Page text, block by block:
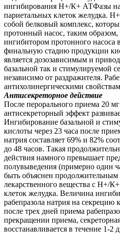
ингибирования Н+/К+ АТФазы на
париетальных клеток желудка.
собой белковый комплекс,
протонный насос, таким образом,
ингибитором протонного насоса
финальную стадию продукции
является дозозависимым и
базальной так и стимулируемой
независимо от раздражителя.
антихолинергическими
Антисекреторное действие
После перорального приема 20
антисекреторный эффект
Ингибирование базальной и
кислоты через 23 часа после
натрия составляет 69% и 82%
до 48 часов. Такая
действия намного превышает
полувыведения (примерно один
быть объяснен продолжительным
лекарственного вещества с Н+/
клеток желудка. Величина
рабепразола натрия на секрецию
после трех дней приема
прекращении приема,
восстанавливается в течение 1-2